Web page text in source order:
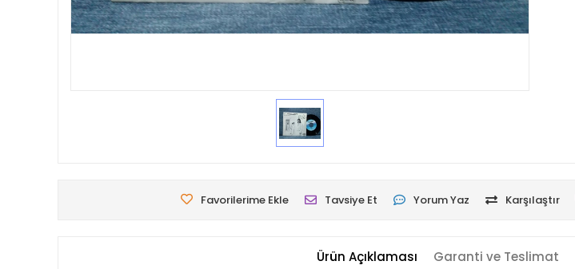
Favorilerime Ekle Tavsiye Et Yorum Yaz Karşılaştır
Ürün Açıklaması Garanti ve Teslimat